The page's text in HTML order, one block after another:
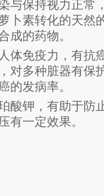
与保持视力正常
卜素转化的天然
成的药物。
免疫力，有抗
对多种脏器有保
的发病率。
钾，有助于防
有一定效果。